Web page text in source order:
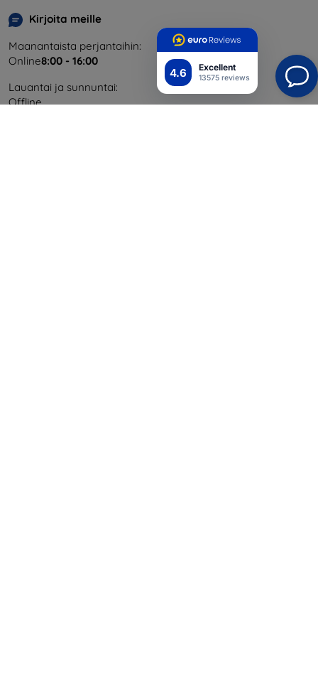
4.6 Excellent
13575 reviews
Kirjoita meille
Maanantaista perjantaihin:
Online8:00 - 16:00
Lauantai ja sunnuntai:
Offline